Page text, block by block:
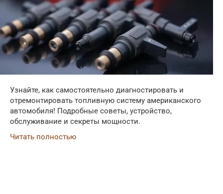
Узнайте, как самостоятельно диагностировать и
отремонтировать топливную систему американского
автомобиля! Подробные советы, устройство,
обслуживание и секреты мощности.
Читать полностью